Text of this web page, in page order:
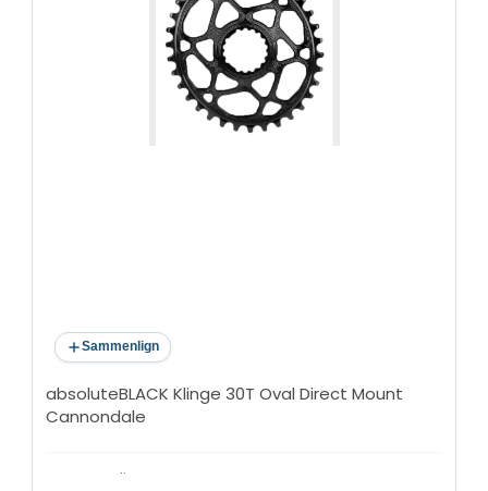
Speed-kompatibilitet: 1x10/11/12-speed
Boost-kompatibel: Ja
Materiale: Aluminium 7075
Sammenlign
absoluteBLACK Klinge 30T Oval Direct Mount
Cannondale
Type: Klinge